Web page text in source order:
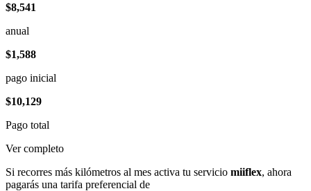
$8,541
anual
$1,588
pago inicial
$10,129
Pago total
Ver completo
Si recorres más kilómetros al mes activa tu servicio miiflex, ahora
pagarás una tarifa preferencial de